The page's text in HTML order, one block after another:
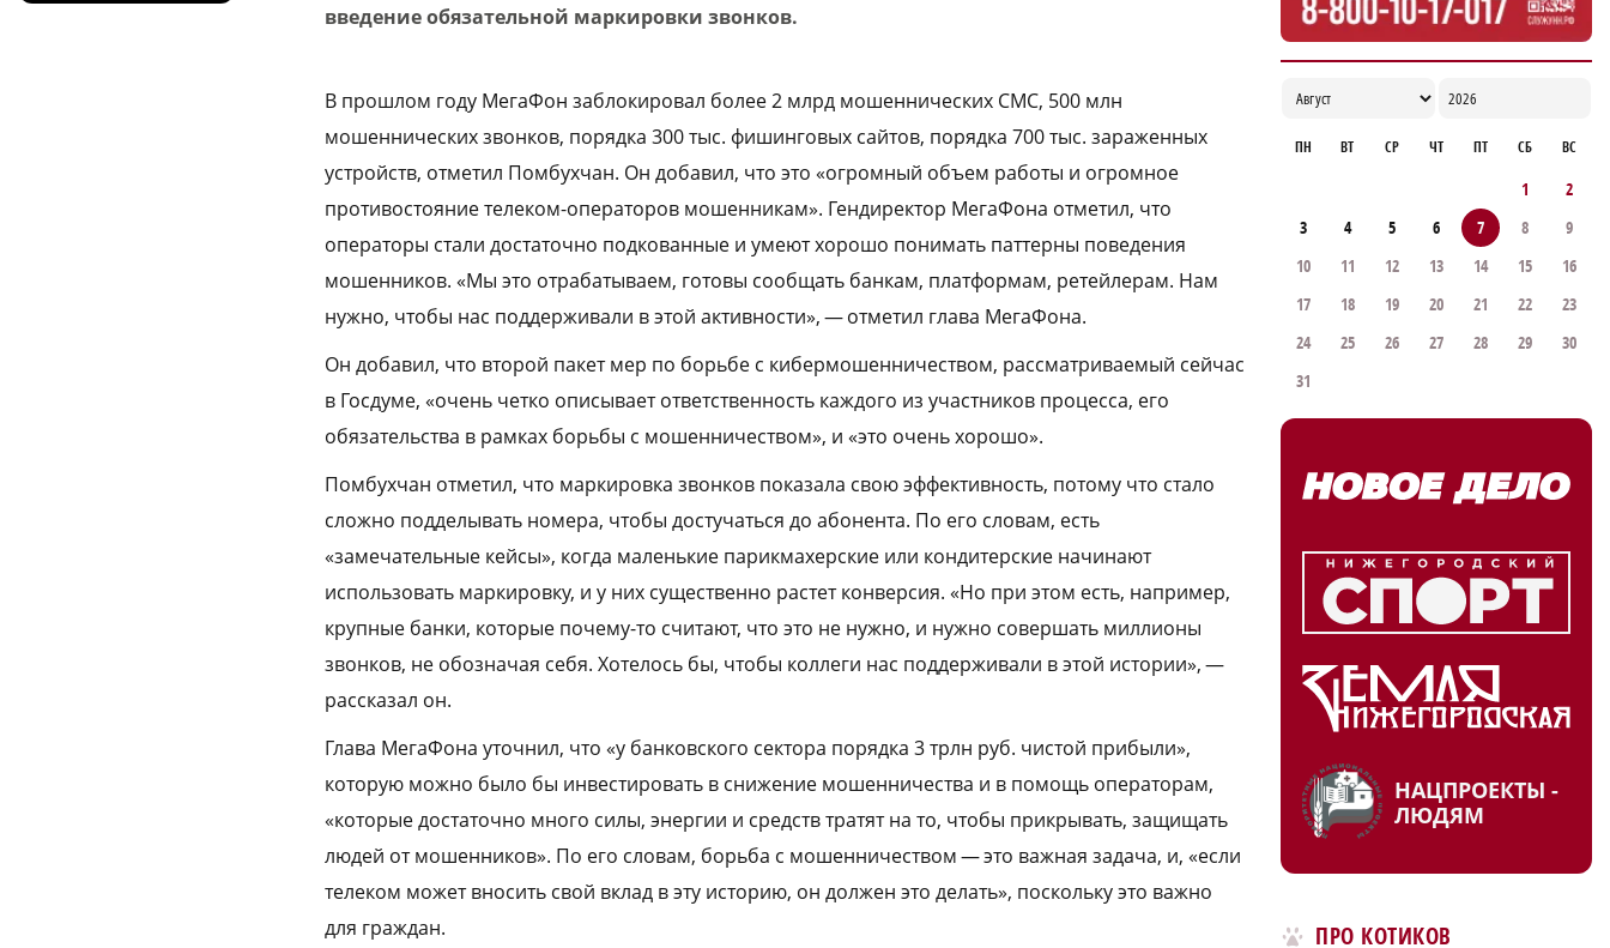
введение обязательной маркировки звонков.
В прошлом году МегаФон заблокировал более 2 млрд мошеннических СМС, 500 млн
мошеннических звонков, порядка 300 тыс. фишинговых сайтов, порядка 700 тыс. зараженных
устройств, отметил Помбухчан. Он добавил, что это «огромный объем работы и огромное
противостояние телеком-операторов мошенникам». Гендиректор МегаФона отметил, что
операторы стали достаточно подкованные и умеют хорошо понимать паттерны поведения
мошенников. «Мы это отрабатываем, готовы сообщать банкам, платформам, ретейлерам. Нам
нужно, чтобы нас поддерживали в этой активности», — отметил глава МегаФона.
Он добавил, что второй пакет мер по борьбе с кибермошенничеством, рассматриваемый сейчас
в Госдуме, «очень четко описывает ответственность каждого из участников процесса, его
обязательства в рамках борьбы с мошенничеством», и «это очень хорошо».
Помбухчан отметил, что маркировка звонков показала свою эффективность, потому что стало
сложно подделывать номера, чтобы достучаться до абонента. По его словам, есть
«замечательные кейсы», когда маленькие парикмахерские или кондитерские начинают
использовать маркировку, и у них существенно растет конверсия. «Но при этом есть, например,
крупные банки, которые почему-то считают, что это не нужно, и нужно совершать миллионы
звонков, не обозначая себя. Хотелось бы, чтобы коллеги нас поддерживали в этой истории», —
рассказал он.
Глава МегаФона уточнил, что «у банковского сектора порядка 3 трлн руб. чистой прибыли»,
которую можно было бы инвестировать в снижение мошенничества и в помощь операторам,
«которые достаточно много силы, энергии и средств тратят на то, чтобы прикрывать, защищать
людей от мошенников». По его словам, борьба с мошенничеством — это важная задача, и, «если
телеком может вносить свой вклад в эту историю, он должен это делать», поскольку это важно
для граждан.
ПН ВТ СР ЧТ ПТ СБ ВС
1
2
3
4 5 6 7 8
9
10
11 12 13 14 15
16
17
18 19 20 21 22
23
24
25 26 27 28 29
30
31
НАЦПРОЕКТЫ -
ЛЮДЯМ
ПРО КОТИКОВ